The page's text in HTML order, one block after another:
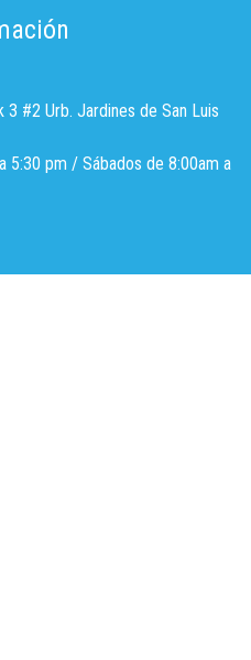
#2 Urb. Jardines de San Luis
5:30 pm / Sábados de 8:00am a